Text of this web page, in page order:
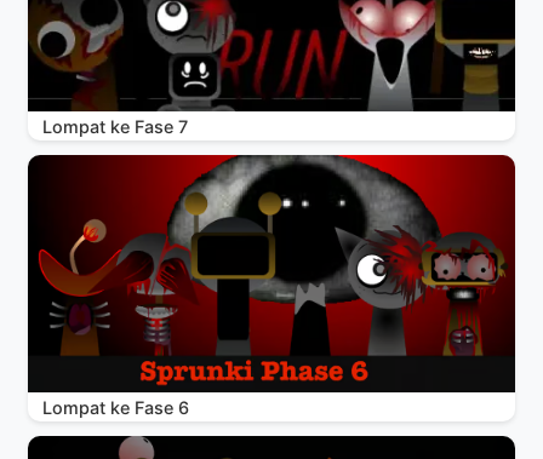
Lompat ke Fase 7
Lompat ke Fase 6